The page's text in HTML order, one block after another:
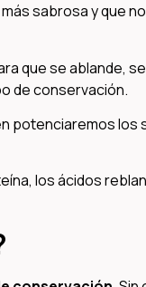
sabrosa y que
que se ablande,
de conservación.
potenciaremos los
los ácidos